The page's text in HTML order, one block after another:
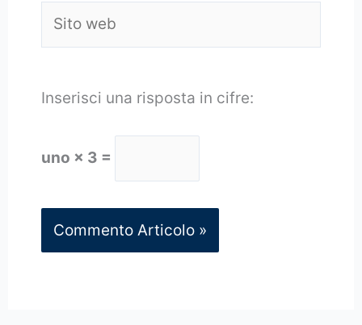
web
Inserisci una risposta in cifre:
uno × 3 =